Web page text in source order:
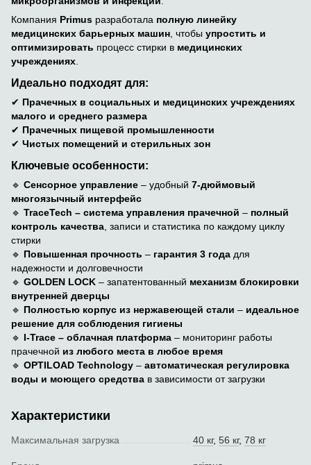
Компания Primus разработала полную линейку
медицинских барьерных машин , чтобы упростить и
оптимизировать процесс стирки в медицинских
учреждениях
Идеально подходят для:
✔ Прачечных в социальных и медицинских учреждениях
малого и среднего размера
✔ Прачечных пищевой промышленности
✔ Чистых помещений и стерильных зон
Ключевые особенности:
🔹 Сенсорное управление – удобный 7-дюймовый
многоязычный интерфейс
🔹 TraceTech – система управления прачечной – полный
контроль качества , записи и статистика по каждому циклу
стирки
🔹 Повышенная прочность – гарантия 3 года для
надежности и долговечности
🔹 GOLDEN LOCK – запатентованный механизм блокировки
внутренней дверцы
🔹 Полностью корпус из нержавеющей стали – идеальное
решение для соблюдения гигиены
🔹 I-Trace – облачная платформа – мониторинг работы
прачечной из любого места в любое время
🔹 OPTILOAD Technology – автоматическая регулировка
воды и моющего средства в зависимости от загрузки
Характеристики
Максимальная загрузка 40 кг, 56 кг, 78 кг